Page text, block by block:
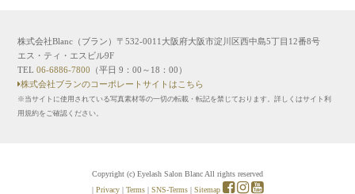
株式会社Blanc（ブラン）〒532-0011大阪府大阪市淀川区西中島5丁目12番8号
エス・ティ・エスビル9F
TEL06-6886-7800
（平日 9：00～18：00）
株式会社ブランのコーポレートサイトはこちら
※当サイトに使用されている写真素材等の一切の転載・転記を禁じております。詳しくはサイト利
用規約をご確認ください。
Copyright (c) Eyelash Salon Blanc All rights reserved
| Privacy | Terms | SNS-Terms | Sitemap